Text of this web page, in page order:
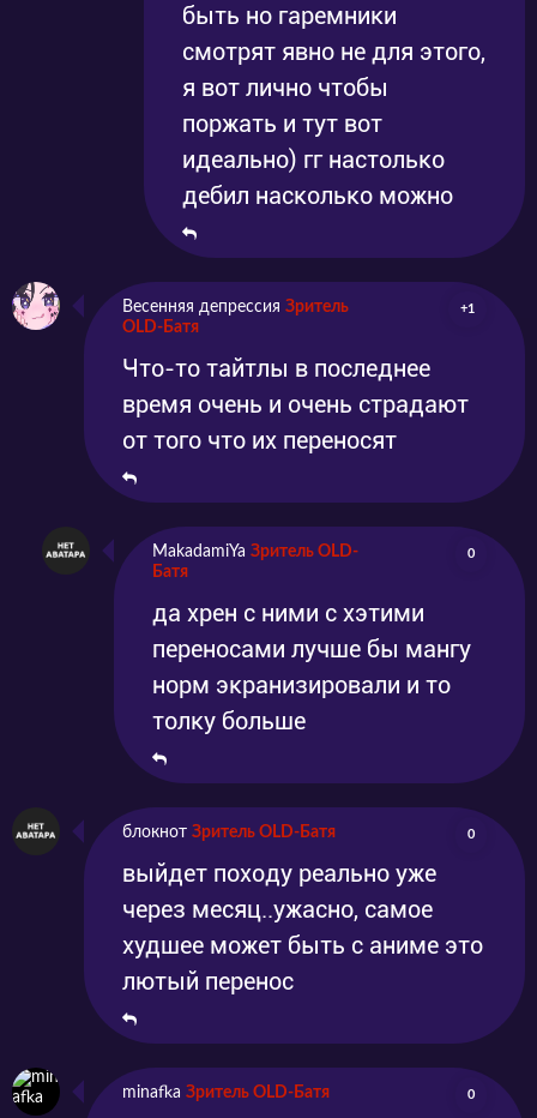
быть но гаремники
смотрят явно не для этого,
я вот лично чтобы
поржать и тут вот
идеально) гг настолько
дебил насколько можно
Весенняя депрессия Зритель
OLD-Батя
+1
Что-то тайтлы в последнее
время очень и очень страдают
от того что их переносят
MakadamiYa Зритель OLD-
Батя
0
да хрен с ними с хэтими
переносами лучше бы мангу
норм экранизировали и то
толку больше
блокнот Зритель OLD-Батя 0
выйдет походу реально уже
через месяц..ужасно, самое
худшее может быть с аниме это
лютый перенос
minafka Зритель OLD-Батя 0